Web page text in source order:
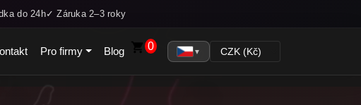
do 24h✓ Záruka 2–3 roky
Pro firmy Blog 0 ▼